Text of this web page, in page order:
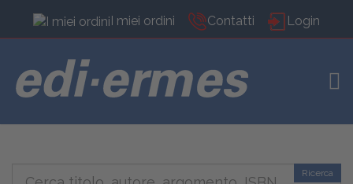
I miei ordini Contatti Login
Ricerca